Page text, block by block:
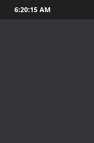
to
6:20:16 AM